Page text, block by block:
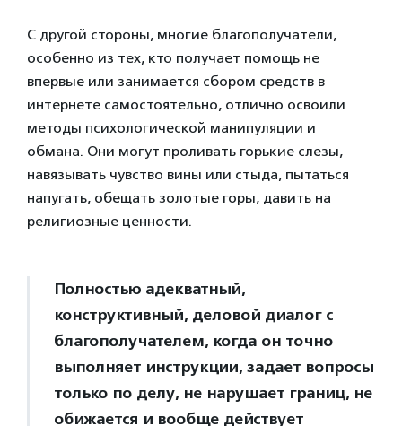
С другой стороны, многие благополучатели,
особенно из тех, кто получает помощь не
впервые или занимается сбором средств в
интернете самостоятельно, отлично освоили
методы психологической манипуляции и
обмана. Они могут проливать горькие слезы,
навязывать чувство вины или стыда, пытаться
напугать, обещать золотые горы, давить на
религиозные ценности.
Полностью адекватный,
конструктивный, деловой диалог с
благополучателем, когда он точно
выполняет инструкции, задает вопросы
только по делу, не нарушает границ, не
обижается и вообще действует